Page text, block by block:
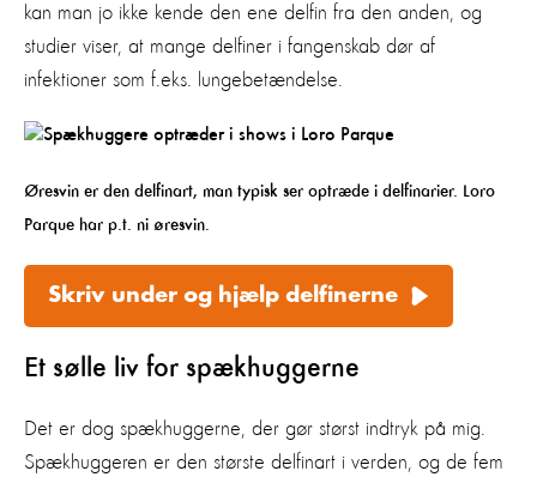
kan man jo ikke kende den ene delfin fra den anden, og
studier viser, at mange delfiner i fangenskab dør af
infektioner som f.eks. lungebetændelse.
Øresvin er den delfinart, man typisk ser optræde i delfinarier. Loro
Parque har p.t. ni øresvin.
Skriv under og hjælp delfinerne
Et sølle liv for spækhuggerne
Det er dog spækhuggerne, der gør størst indtryk på mig.
Spækhuggeren er den største delfinart i verden, og de fem